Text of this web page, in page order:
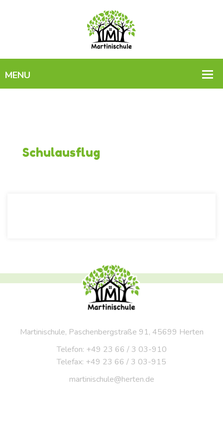
Schulausflug
Martinischule, Paschenbergstraße 91, 45699 Herten
Telefon: +49 23 66 / 3 03-910
Telefax: +49 23 66 / 3 03-915
martinischule@herten.de